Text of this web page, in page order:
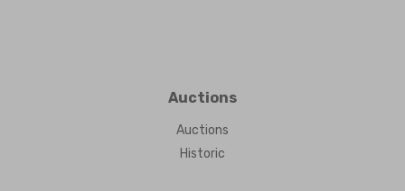
Auctions
Auctions
Historic